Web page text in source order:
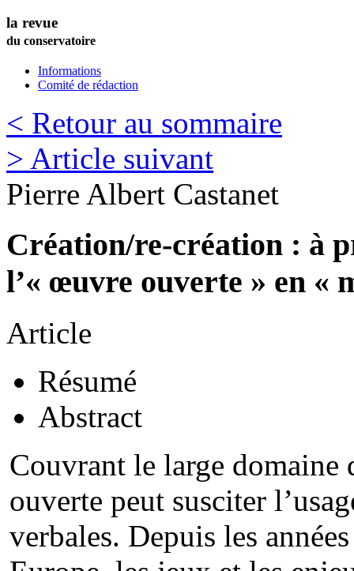
la revue
du conservatoire
Informations
Comité de rédaction
< Retour au sommaire
> Article suivant
Pierre Albert Castanet
Création/re-création : à
l’« œuvre ouverte » en «
Article
Résumé
Abstract
Couvrant le large
ouverte peut susciter
verbales. Depuis les